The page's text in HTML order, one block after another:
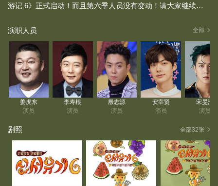
游记 6》正式启动！而且第六季人员没有变动！请大家继续给
演职人员
全部
姜虎东
演员
李寿根
演员
殷志源
演员
安宰贤
演员
宋旻浩
演员
剧照 全部32张